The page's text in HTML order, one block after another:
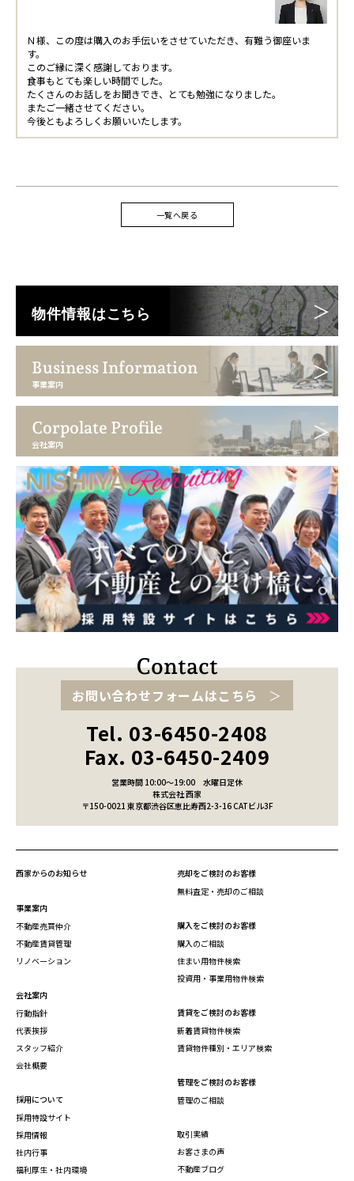
Ｎ様、この度は購入のお手伝いをさせていただき、有難う御座いま
す。
このご縁に深く感謝しております。
食事もとても楽しい時間でした。
たくさんのお話しをお聞きでき、とても勉強になりました。
またご一緒させてください。
今後ともよろしくお願いいたします。
一覧へ戻る
物件情報はこちら
Business Information
事業案内
Corpolate Profile
会社案内
お問い合わせフォームはこちら
Tel. 03-6450-2408
Fax. 03-6450-2409
営業時間 10:00～19:00
水曜日定休
株式会社 西家
〒150-0021 東京都渋谷区恵比寿西2-3-16 CATビル3F
西家からのお知らせ
事業案内
不動産売買仲介
不動産賃貸管理
リノベーション
会社案内
行動指針
代表挨拶
スタッフ紹介
会社概要
採用について
採用特設サイト
採用情報
社内行事
福利厚生・社内環境
売却をご検討のお客様
無料査定・売却のご相談
購入をご検討のお客様
購入のご相談
住まい用物件検索
投資用・事業用物件検索
賃貸をご検討のお客様
新着賃貸物件検索
賃貸物件種別・エリア検索
管理をご検討のお客様
管理のご相談
取引実績
お客さまの声
不動産ブログ